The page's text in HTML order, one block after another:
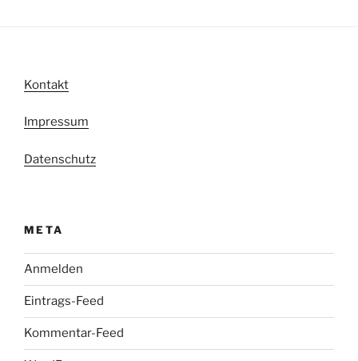
Kontakt
Impressum
Datenschutz
META
Anmelden
Eintrags-Feed
Kommentar-Feed